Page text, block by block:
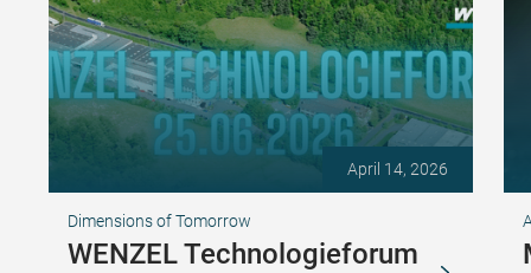
April 14, 2026
Dimensions of Tomorrow
WENZEL Technologieforum